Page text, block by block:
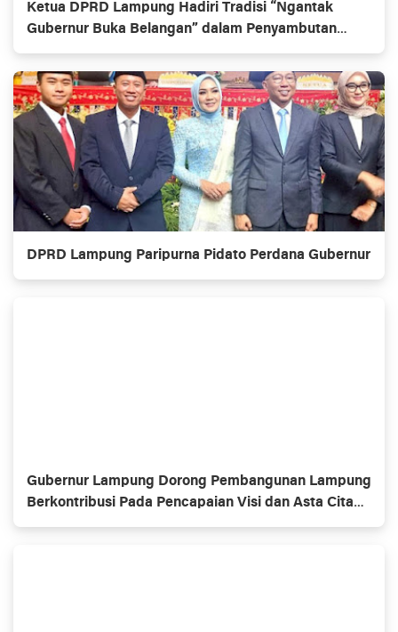
Ketua DPRD Lampung Hadiri Tradisi “Ngantak
Gubernur Buka Belangan” dalam Penyambutan
Gubernur Baru
DPRD Lampung Paripurna Pidato Perdana Gubernur
Gubernur Lampung Dorong Pembangunan Lampung
Berkontribusi Pada Pencapaian Visi dan Asta Cita
Pembangunan Nasional